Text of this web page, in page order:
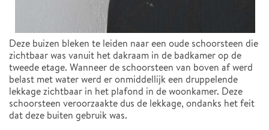
Deze buizen bleken te leiden naar een oude schoorsteen die
zichtbaar was vanuit het dakraam in de badkamer op de
tweede etage. Wanneer de schoorsteen van boven af werd
belast met water werd er onmiddellijk een druppelende
lekkage zichtbaar in het plafond in de woonkamer. Deze
schoorsteen veroorzaakte dus de lekkage, ondanks het feit
dat deze buiten gebruik was.